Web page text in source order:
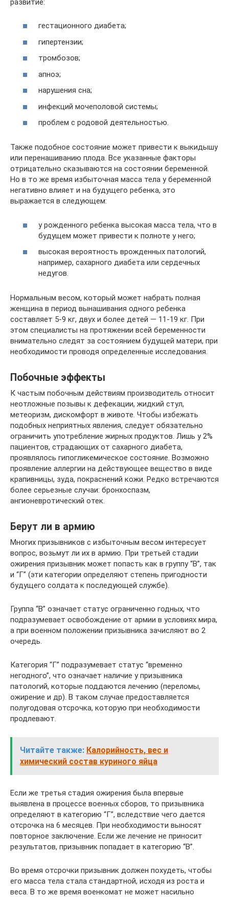
гестационного диабета;
гипертензии;
тромбозов;
апноэ;
нарушения сна;
инфекций мочеполовой системы;
проблем с родовой деятельностью.
Также подобное состояние может привести к выкидышу
или перенашиванию плода. Все указанные факторы
отрицательно сказываются на состоянии беременной.
Но в то же время избыточная масса тела у беременной
негативно влияет и на будущего ребенка, это
выражается в следующем:
у рожденного ребенка высокая масса тела, что в
будущем может привести к полноте у него;
высокая вероятность врожденных патологий,
например, сахарного диабета или сердечных
недугов.
Нормальным весом, который может набрать полная
женщина в период вынашивания одного ребенка
составляет 5-9 кг, двух и более детей — 11-19 кг. При
этом специалисты на протяжении всей беременности
внимательно следят за состоянием будущей матери, при
необходимости проводя определенные исследования.
Побочные эффекты
К частым побочным действиям производитель относит
неотложные позывы к дефекации, жидкий стул,
метеоризм, дискомфорт в животе. Чтобы избежать
подобных неприятных явления, следует обязательно
ограничить употребление жирных продуктов. Лишь у 2%
пациентов, страдающих от сахарного диабета,
проявлялось гипогликемическое состояние. Возможно
проявление аллергии на действующее вещество в виде
крапивницы, зуда, покраснений кожи. Редко встречаются
более серьезные случаи: бронхоспазм,
ангионевротический отек.
Берут ли в армию
Многих призывников с избыточным весом интересует
вопрос, возьмут ли их в армию. При третьей стадии
ожирения призывник может попасть как в группу “В”, так
и “Г” (эти категории определяют степень пригодности
будущего солдата к последующей службе).
Группа “В” означает статус ограниченно годных, что
подразумевает освобождение от армии в условиях мира,
а при военном положении призывника зачисляют во 2
очередь.
Категория “Г” подразумевает статус “временно
негодного”, что означает наличие у призывника
патологий, которые поддаются лечению (переломы,
ожирение и др). В таком случае предоставляется
полугодовая отсрочка, которую при необходимости
продлевают.
Читайте также: Калорийность, вес и
химический состав куриного яйца
Если же третья стадия ожирения была впервые
выявлена в процессе военных сборов, то призывника
определяют в категорию “Г”, вследствие чего дается
отсрочка на 6 месяцев. При необходимости выносят
повторное заключение. Если же лечение не приносит
результатов, призывник попадает в категорию “В”.
Во время отсрочки призывник должен похудеть, чтобы
его масса тела стала стандартной, исходя из роста и
веса. В то же время военкомат не может насильно